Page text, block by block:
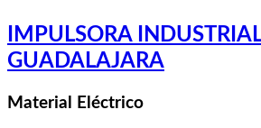
IMPULSORA
GUADALAJARA
Material Eléctrico